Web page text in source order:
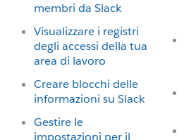
membri da Slack
Visualizzare i registri
degli accessi della tua
area di lavoro
Creare blocchi delle
informazioni su Slack
Gestire le
impostazioni per il